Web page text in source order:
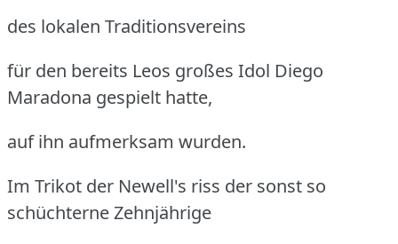
des lokalen Traditionsvereins
für den bereits Leos großes Idol Diego
Maradona gespielt hatte,
auf ihn aufmerksam wurden.
Im Trikot der Newell's riss der sonst so
schüchterne Zehnjährige